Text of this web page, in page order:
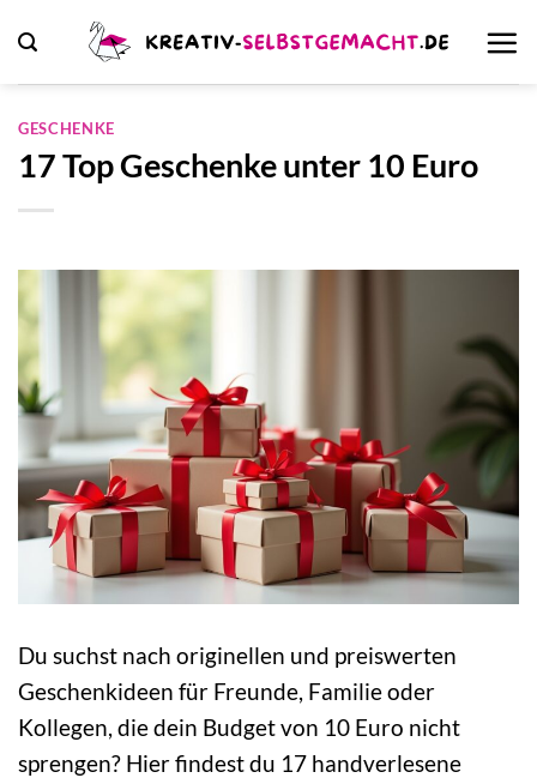
Inhalt
springen
GESCHENKE
17 Top Geschenke unter 10 Euro
Du suchst nach originellen und preiswerten
Geschenkideen für Freunde, Familie oder
Kollegen, die dein Budget von 10 Euro nicht
sprengen? Hier findest du 17 handverlesene